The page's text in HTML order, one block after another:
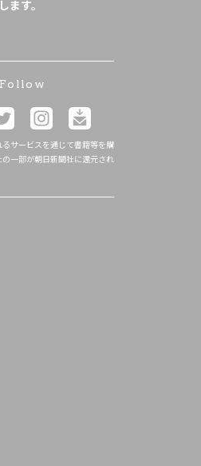
ます。
Follow
サービスを通じて書籍等を購
一部が朝日新聞社に還元され